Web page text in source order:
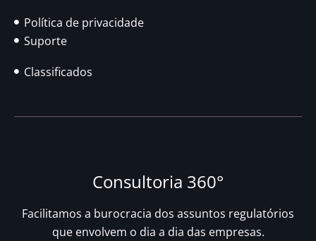
Política de privacidade
Suporte
Classificados
Consultoria 360°
Facilitamos a burocracia dos assuntos regulatórios
que envolvem o dia a dia das empresas.